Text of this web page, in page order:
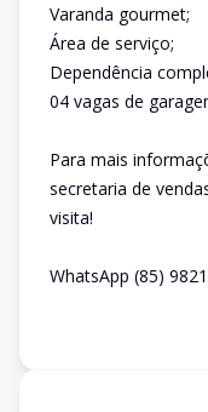
Varanda gourmet;
Área de serviço;
Dependência
04 vagas de
Para mais
secretaria de
visita!
WhatsApp (85)